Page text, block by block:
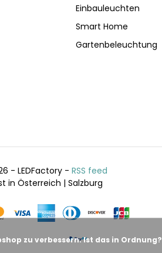
Einbauleuchten
Smart Home
Gartenbeleuchtung
- LEDFactory - RSS feed
in Österreich | Salzburg
zu verbessern. Ist das in Ordnung?